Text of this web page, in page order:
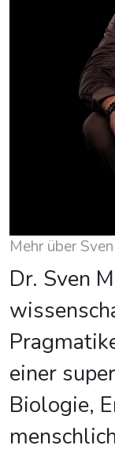
Mehr über
Dr. Sven
einer
Biologie,